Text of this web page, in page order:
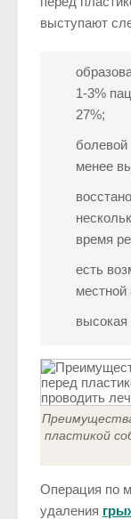
выступают
1-3%
27%;
менее
время
есть
местной
высокая
пластикой
Операция по
удаления